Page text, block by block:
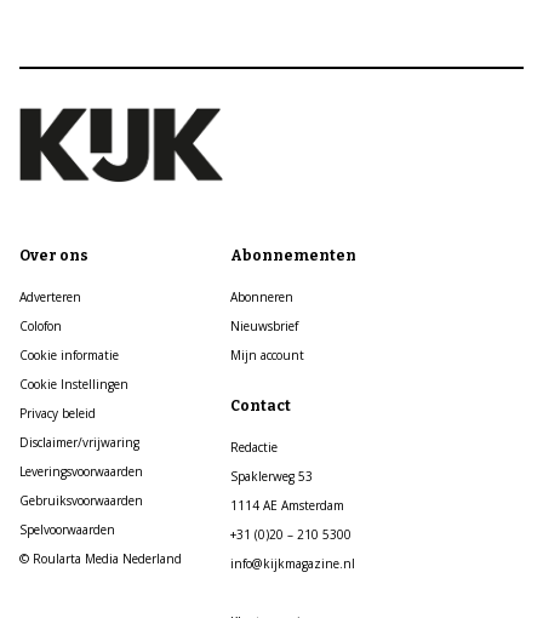
Over ons
Adverteren
Colofon
Cookie informatie
Cookie Instellingen
Privacy beleid
Disclaimer/vrijwaring
Leveringsvoorwaarden
Gebruiksvoorwaarden
Spelvoorwaarden
© Roularta Media Nederland
Abonnementen
Abonneren
Nieuwsbrief
Mijn account
Contact
Redactie
Spaklerweg 53
1114 AE Amsterdam
+31 (0)20 – 210 5300
info@kijkmagazine.nl